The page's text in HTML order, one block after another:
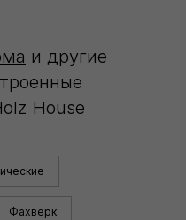
и другие
House
Фахверк